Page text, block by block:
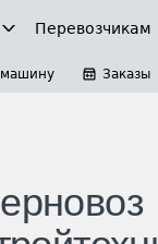
Перевозчикам
машину Заказы